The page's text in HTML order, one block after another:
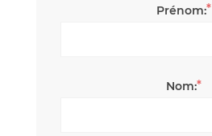
Prénom:*
Nom:*